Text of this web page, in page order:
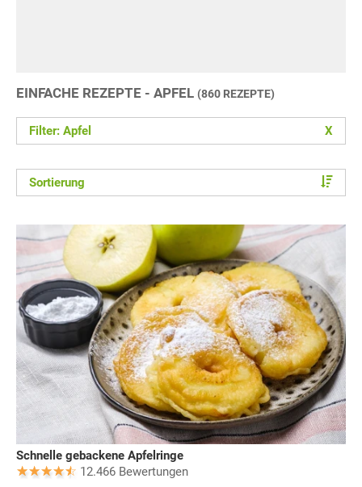
EINFACHE REZEPTE - APFEL (860 REZEPTE)
Filter: Apfel X
Sortierung
Schnelle gebackene Apfelringe
12.466 Bewertungen